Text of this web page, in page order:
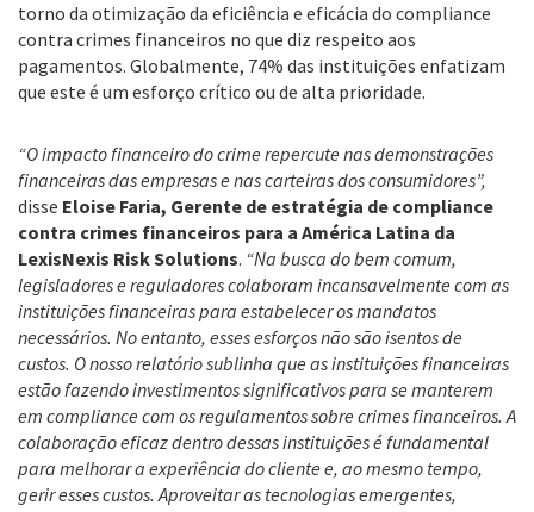
torno da otimização da eficiência e eficácia do compliance
contra crimes financeiros no que diz respeito aos
pagamentos. Globalmente, 74% das instituições enfatizam
que este é um esforço crítico ou de alta prioridade.
“O impacto financeiro do crime repercute nas demonstrações
financeiras das empresas e nas carteiras dos consumidores”,
disse Eloise Faria, Gerente de estratégia de compliance
contra crimes financeiros para a América Latina da
LexisNexis Risk Solutions. “Na busca do bem comum,
legisladores e reguladores colaboram incansavelmente com as
instituições financeiras para estabelecer os mandatos
necessários. No entanto, esses esforços não são isentos de
custos. O nosso relatório sublinha que as instituições financeiras
estão fazendo investimentos significativos para se manterem
em compliance com os regulamentos sobre crimes financeiros. A
colaboração eficaz dentro dessas instituições é fundamental
para melhorar a experiência do cliente e, ao mesmo tempo,
gerir esses custos. Aproveitar as tecnologias emergentes,